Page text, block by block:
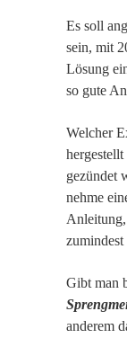
Es soll
sein, mit
Lösung
so gute
Welcher
gezündet
nehme
Gibt man
anderem